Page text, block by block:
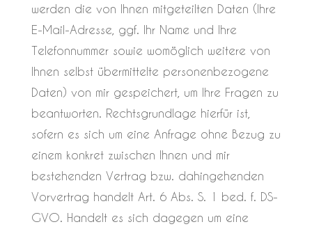
werden die von Ihnen mitgeteilten Daten (Ihre
E-Mail-Adresse, ggf. Ihr Name und Ihre
Telefonnummer sowie womöglich weitere von
Ihnen selbst übermittelte personenbezogene
Daten) von mir gespeichert, um Ihre Fragen zu
beantworten. Rechtsgrundlage hierfür ist,
sofern es sich um eine Anfrage ohne Bezug zu
einem konkret zwischen Ihnen und mir
bestehenden Vertrag bzw. dahingehenden
Vorvertrag handelt Art. 6 Abs. S. 1 bed. f. DS-
GVO. Handelt es sich dagegen um eine